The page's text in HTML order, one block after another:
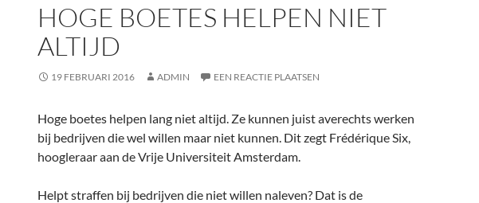
HOGE BOETES HELPEN NIET
ALTIJD
19 FEBRUARI 2016 ADMIN EEN REACTIE PLAATSEN
Hoge boetes helpen lang niet altijd. Ze kunnen juist averechts werken
bij bedrijven die wel willen maar niet kunnen. Dit zegt Frédérique Six,
hoogleraar aan de Vrije Universiteit Amsterdam.
Helpt straffen bij bedrijven die niet willen naleven? Dat is de